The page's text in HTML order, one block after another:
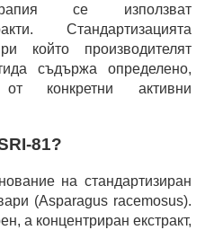
се използват
Стандартизацията
който производителят
съдържа определено,
конкретни активни
81?
на стандартизиран
(Asparagus racemosus).
а концентриран екстракт,